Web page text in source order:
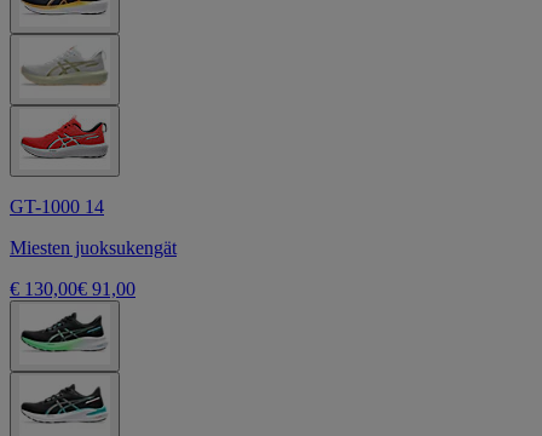
GT-1000 14
Miesten juoksukengät
€ 130,00€ 91,00